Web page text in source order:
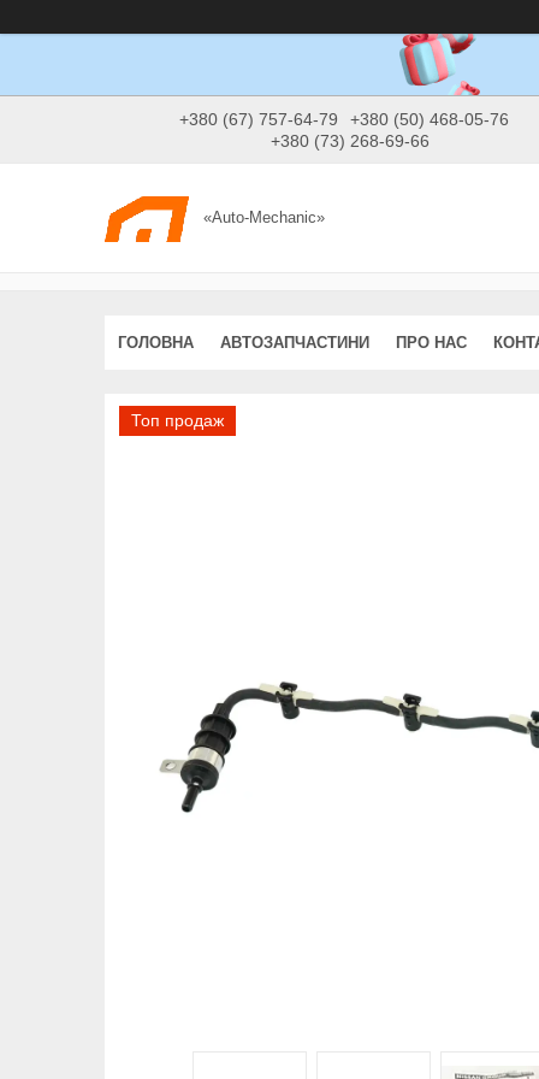
+380 (67) 757-64-79
+380 (50) 468-05-76
+380 (73) 268-69-66
«Auto-Mechanic»
ГОЛОВНА АВТОЗАПЧАСТИНИ ПРО НАС
Топ продаж